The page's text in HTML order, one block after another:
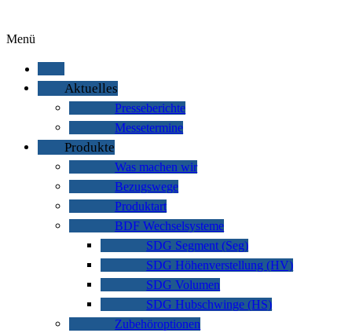
Menü
Aktuelles
Presseberichte
Messetermine
Produkte
Was machen wir
Bezugswege
Produktart
BDF Wechselsysteme
SDG Segment (Seg)
SDG Höhenverstellung (HV)
SDG Volumen
SDG Hubschwinge (HS)
Zubehöroptionen